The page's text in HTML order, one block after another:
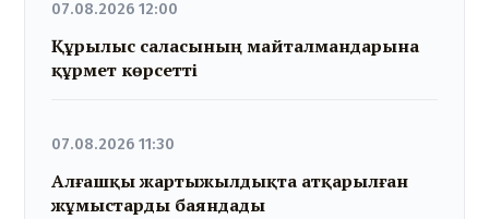
07.08.2026 12:00
Құрылыс саласының майталмандарына
құрмет көрсетті
07.08.2026 11:30
Алғашқы жартыжылдықта атқарылған
жұмыстарды баяндады